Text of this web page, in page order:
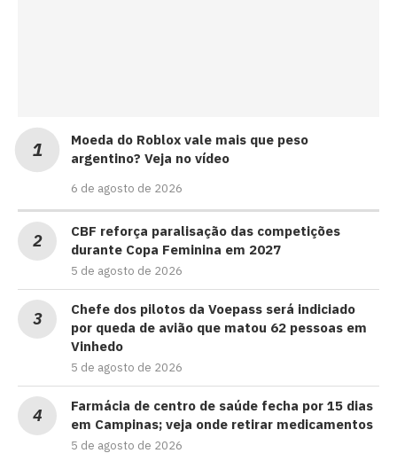
Moeda do Roblox vale mais que peso
argentino? Veja no vídeo
6 de agosto de 2026
CBF reforça paralisação das competições
durante Copa Feminina em 2027
5 de agosto de 2026
Chefe dos pilotos da Voepass será indiciado
por queda de avião que matou 62 pessoas em
Vinhedo
5 de agosto de 2026
Farmácia de centro de saúde fecha por 15 dias
em Campinas; veja onde retirar medicamentos
5 de agosto de 2026